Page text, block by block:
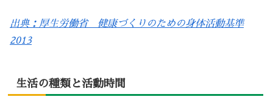
出典：厚生労働省 健康づくりのための身体活動基準
2013
生活の種類と活動時間